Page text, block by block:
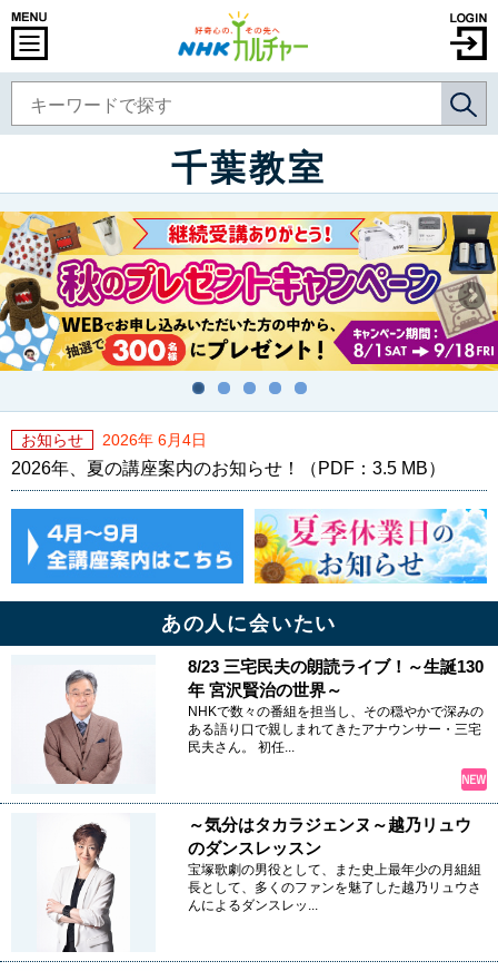
千葉教室
お知らせ 2026年 6月4日
2026年、夏の講座案内のお知らせ！（PDF：3.5 MB）
あの人に会いたい
8/23 三宅民夫の朗読ライブ！～生誕130
年 宮沢賢治の世界～
NHKで数々の番組を担当し、その穏やかで深みの
ある語り口で親しまれてきたアナウンサー・三宅
民夫さん。 初任...
～気分はタカラジェンヌ～越乃リュウ
のダンスレッスン
宝塚歌劇の男役として、また史上最年少の月組組
長として、多くのファンを魅了した越乃リュウさ
んによるダンスレッ...